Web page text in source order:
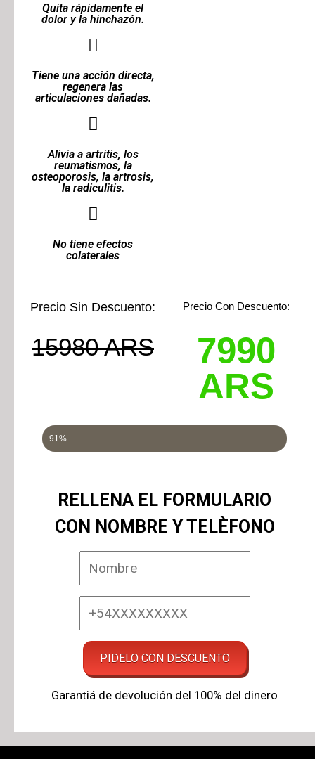
Quita rápidamente el
dolor y la hinchazón.
Tiene una acción directa,
regenera las
articulaciones dañadas.
Alivia a artritis, los
reumatismos, la
osteoporosis, la artrosis,
la radiculitis.
No tiene efectos
colaterales
Precio Sin Descuento:
15980 ARS
Precio Con Descuento:
7990
ARS
Hasta fin de existencia en el almacén
91%
RELLENA EL FORMULARIO
CON NOMBRE Y TELÈFONO
Garantiá de devolución del 100% del dinero